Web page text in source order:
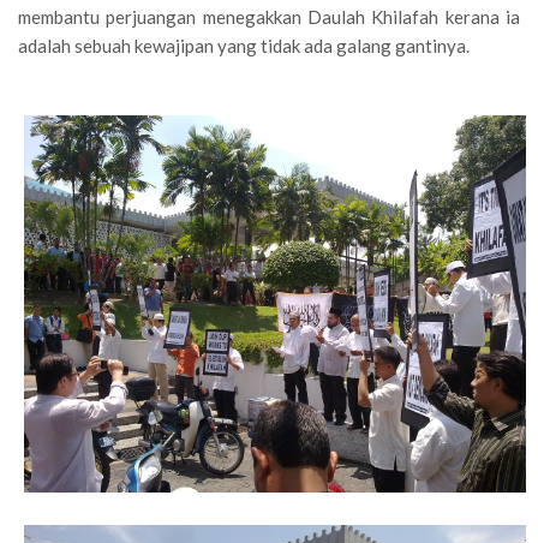
membantu perjuangan menegakkan Daulah Khilafah kerana ia
adalah sebuah kewajipan yang tidak ada galang gantinya.